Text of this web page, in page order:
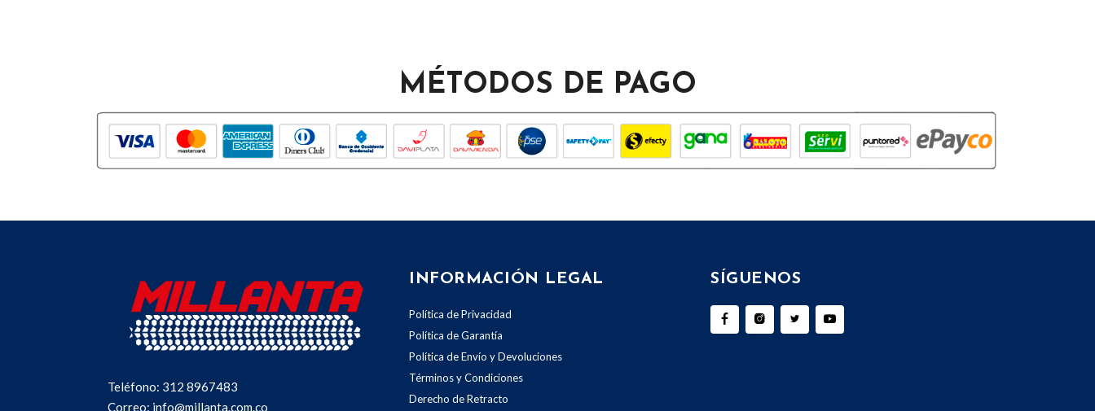
MÉTODOS DE PAGO
Teléfono: 312 8967483
Correo: info@millanta.com.co
INFORMACIÓN LEGAL
Política de Privacidad
Política de Garantía
Política de Envío y Devoluciones
Términos y Condiciones
Derecho de Retracto
SÍGUENOS